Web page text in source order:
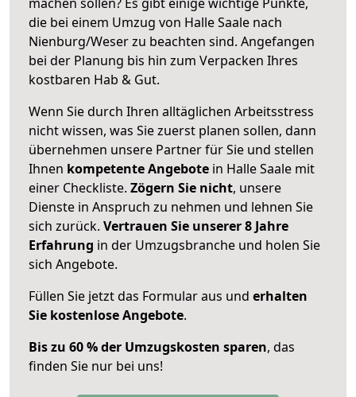
die bei einem Umzug von Halle Saale nach
Nienburg/Weser zu beachten sind. Angefangen
bei der Planung bis hin zum Verpacken Ihres
kostbaren Hab & Gut.
Wenn Sie durch Ihren alltäglichen Arbeitsstress
nicht wissen, was Sie zuerst planen sollen, dann
übernehmen unsere Partner für Sie und stellen
Ihnen kompetente Angebote in Halle Saale mit
einer Checkliste. Zögern Sie nicht, unsere
Dienste in Anspruch zu nehmen und lehnen Sie
sich zurück. Vertrauen Sie unserer 8 Jahre
Erfahrung in der Umzugsbranche und holen Sie
sich Angebote.
Füllen Sie jetzt das Formular aus und erhalten
Sie kostenlose Angebote.
Bis zu 60 % der Umzugskosten sparen, das
finden Sie nur bei uns!